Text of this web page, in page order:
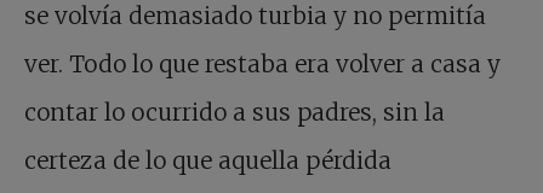
se volvía demasiado turbia y no permitía
ver. Todo lo que restaba era volver a casa y
contar lo ocurrido a sus padres, sin la
certeza de lo que aquella pérdida